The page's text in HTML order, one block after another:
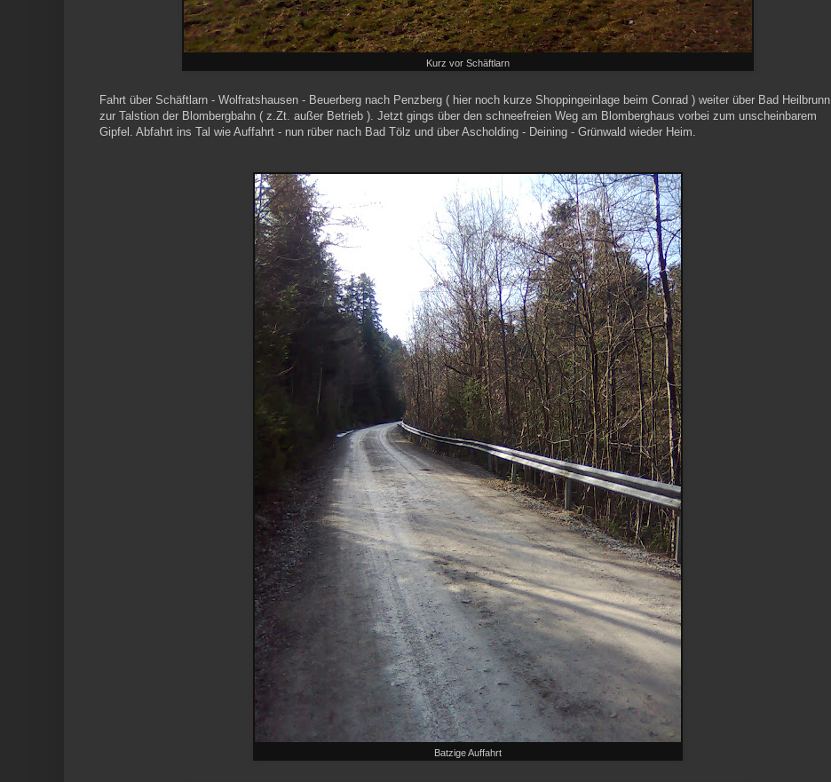
Kurz vor Schäftlarn
Fahrt über Schäftlarn - Wolfratshausen - Beuerberg nach Penzberg ( hier noch kurze Shoppingeinlage beim Conrad ) weiter über Bad Heilbrunn
zur Talstion der Blombergbahn ( z.Zt. außer Betrieb ). Jetzt gings über den schneefreien Weg am Blomberghaus vorbei zum unscheinbarem
Gipfel. Abfahrt ins Tal wie Auffahrt - nun rüber nach Bad Tölz und über Ascholding - Deining - Grünwald wieder Heim.
Batzige Auffahrt